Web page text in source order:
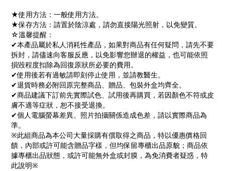
★使用方法：一般使用方法。
★保存方法：請置於陰涼處，請勿直接陽光照射，以免變質。
☆溫馨提醒：
✔本產品屬於私人消耗性產品，如果對商品有任何疑問，請先不要
拆封，請儘速向客服反應，以免影響您辦退的權益，也可能依照
損毀程度扣除為回復原狀所必要的費用。
✔使用後若有過敏請即刻停止使用，並請教醫生。
✔退貨時務必附回原完整商品、贈品、包裝外盒均齊全。
✔商品建議下訂前先實際試色、試用後再購買，若因顏色不符或皮
膚不適等症狀，恕不接受退換。
✔個人電腦螢幕差異、照片拍攝關係造成色差，請以實際商品為
準。
※此組商品為本公司大量採購有償取得之商品，特以優惠價格回
饋，內部或許可能含贈品字樣，但均保留專櫃出品原貌；商品依
據專櫃出品狀態，或許可能無外盒或封膜，為免消費者疑惑，特
此說明※